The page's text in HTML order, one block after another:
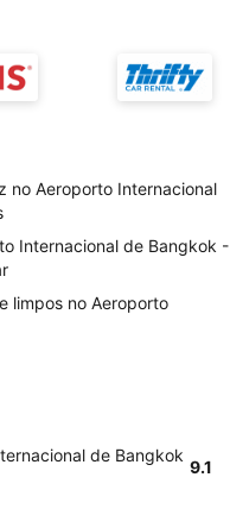
no Aeroporto Internacional
Internacional de Bangkok -
limpos no Aeroporto
de Bangkok
9.1